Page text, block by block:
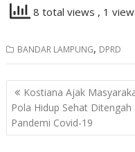
8 total views , 1
BANDAR LAMPUNG, DPRD
Navigasi
pos
Kostiana Ajak
Pola Hidup Sehat Ditengah
Pandemi Covid-19